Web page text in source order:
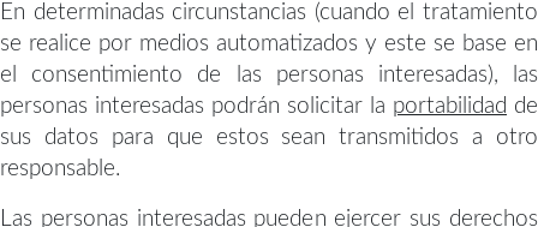
En determinadas circunstancias (cuando el tratamiento
se realice por medios automatizados y este se base en
el consentimiento de las personas interesadas), las
personas interesadas podrán solicitar la portabilidad de
sus datos para que estos sean transmitidos a otro
responsable.
Las personas interesadas pueden ejercer sus derechos